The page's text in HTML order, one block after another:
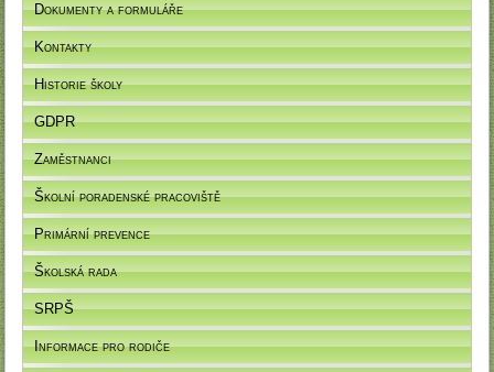
Dokumenty a formuláře
Kontakty
Historie školy
GDPR
Zaměstnanci
Školní poradenské pracoviště
Primární prevence
Školská rada
SRPŠ
Informace pro rodiče